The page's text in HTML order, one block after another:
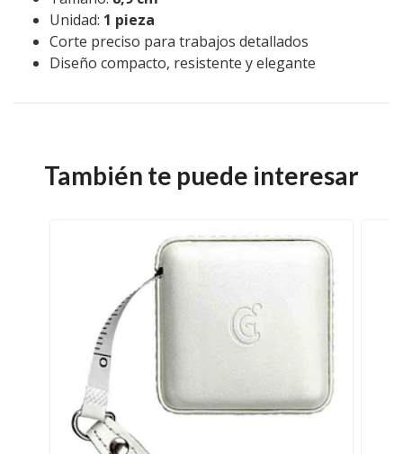
Unidad: 1 pieza
Corte preciso para trabajos detallados
Diseño compacto, resistente y elegante
También te puede interesar